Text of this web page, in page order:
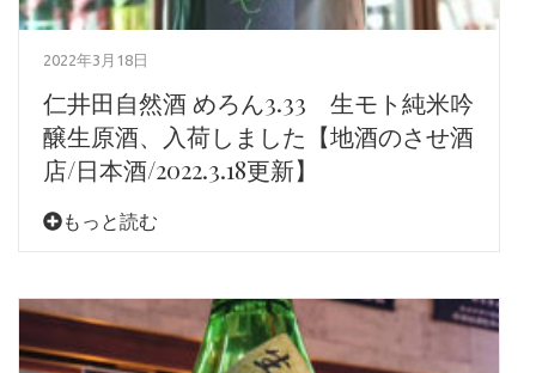
2022年3月18日
仁井田自然酒 めろん3.33 生モト純米吟
醸生原酒、入荷しました【地酒のさせ酒
店/日本酒/2022.3.18更新】
もっと読む